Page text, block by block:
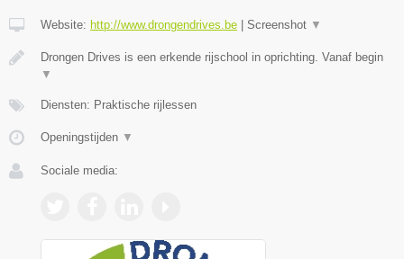
Website: http://www.drongendrives.be | Screenshot ▼
Drongen Drives is een erkende rijschool in oprichting. Vanaf begin
▼
Diensten: Praktische rijlessen
Openingstijden ▼
Sociale media: